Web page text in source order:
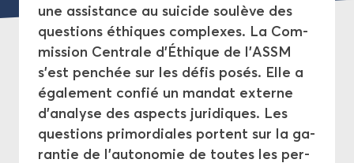
Éthique
Aper­çu des thèmes
Di­rec­tives
Com­mis­sion Cen­trale d'Éthique
une as­sis­tance au sui­cide sou­lève des
ques­tions éthiques com­plexes. La Com­
mis­sion Cen­trale d’Éthique de l’ASSM
s’est pen­chée sur les défis posés. Elle a
éga­le­ment confié un man­dat ex­terne
d’ana­lyse des as­pects ju­ri­diques. Les
ques­tions pri­mor­diales portent sur la ga­
ran­tie de l’au­to­no­mie de toutes les per­